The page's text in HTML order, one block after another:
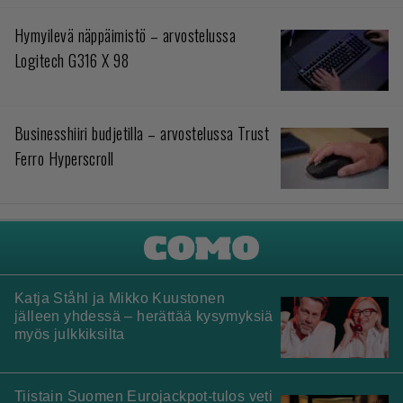
Hymyilevä näppäimistö – arvostelussa
Logitech G316 X 98
Businesshiiri budjetilla – arvostelussa Trust
Ferro Hyperscroll
Katja Ståhl ja Mikko Kuustonen
jälleen yhdessä – herättää kysymyksiä
myös julkkiksilta
Tiistain Suomen Eurojackpot-tulos veti